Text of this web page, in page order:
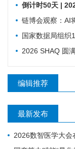
倒计时50天 | 2026广
链博会观察：AI
国家数据局组织17省市取经北京医疗
2026 SHAQ 圆满结束
编辑推荐
最新发布
2026数智医学大会在